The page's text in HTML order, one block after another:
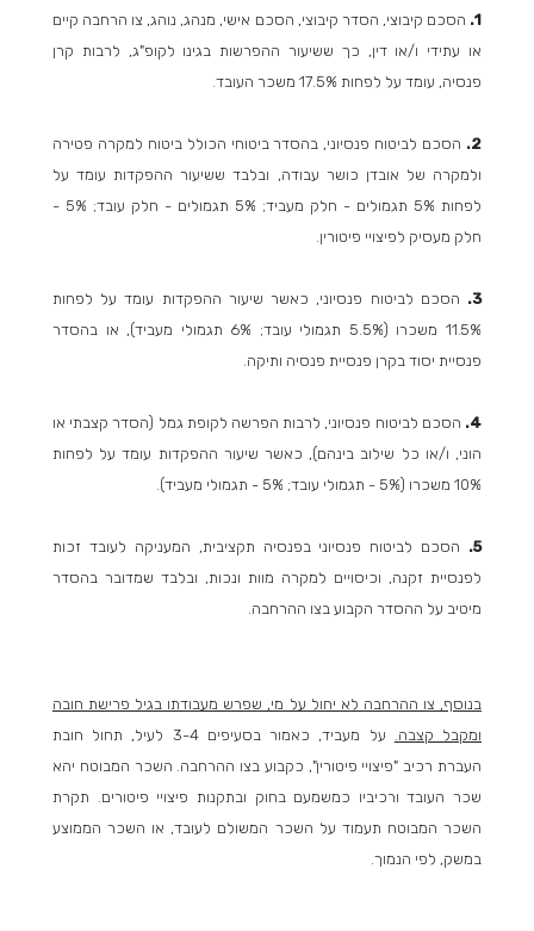
1. הסכם קיבוצי, הסדר קיבוצי, הסכם אישי, מנהג, נוהג, צו הרחבה קיים
או עתידי ו/או דין, כך ששיעור ההפרשות בגינו לקופ"ג, לרבות קרן
פנסיה, עומד על לפחות 17.5% משכר העובד.
2.
הסכם לביטוח פנסיוני, בהסדר ביטוחי הכולל ביטוח למקרה פטירה
ולמקרה של אובדן כושר עבודה, ובלבד ששיעור ההפקדות עומד על
לפחות 5% תגמולים - חלק מעביד; 5% תגמולים - חלק עובד; 5% -
חלק מעסיק לפיצויי פיטורין.
3.
הסכם לביטוח פנסיוני, כאשר שיעור ההפקדות עומד על לפחות
11.5% משכרו (5.5% תגמולי עובד; 6% תגמולי מעביד), או בהסדר
פנסיית יסוד בקרן פנסיית פנסיה ותיקה.
4. הסכם לביטוח פנסיוני, לרבות הפרשה לקופת גמל (הסדר קצבתי או
הוני, ו/או כל שילוב בינהם), כאשר שיעור ההפקדות עומד על לפחות
10% משכרו (5% - תגמולי עובד; 5% - תגמולי מעביד).
5.
הסכם לביטוח פנסיוני בפנסיה תקציבית, המעניקה לעובד זכות
לפנסיית זקנה, וכיסויים למקרה מוות ונכות, ובלבד שמדובר בהסדר
מיטיב על ההסדר הקבוע בצו ההרחבה.
בנוסף, צו ההרחבה לא יחול על מי, שפרש מעבודתו בגיל פרישת חובה
ומקבל קצבה.
על מעביד, כאמור בסעיפים 3-4 לעיל, תחול חובת
העברת רכיב "פיצויי פיטורין", כקבוע בצו ההרחבה. השכר המבוטח יהא
שכר העובד ורכיביו כמשמעם בחוק ובתקנות פיצויי פיטורים. תקרת
השכר המבוטח תעמוד על השכר המשולם לעובד, או השכר הממוצע
במשק, לפי הנמוך.